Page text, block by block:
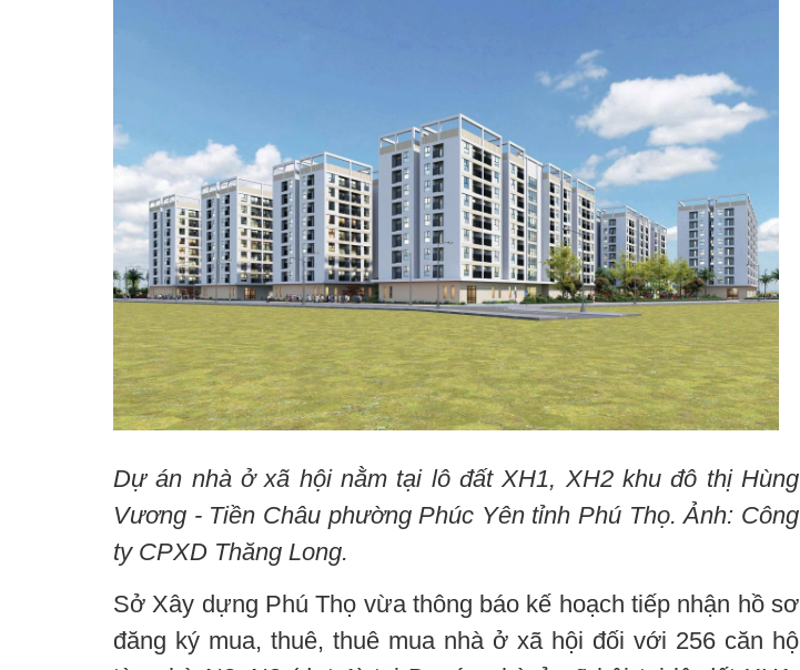
Dự án nhà ở xã hội nằm tại lô đất XH1, XH2 khu đô thị Hùng
Vương - Tiền Châu phường Phúc Yên tỉnh Phú Thọ. Ảnh: Công
ty CPXD Thăng Long.
Sở Xây dựng Phú Thọ vừa thông báo kế hoạch tiếp nhận hồ sơ
đăng ký mua, thuê, thuê mua nhà ở xã hội đối với 256 căn hộ